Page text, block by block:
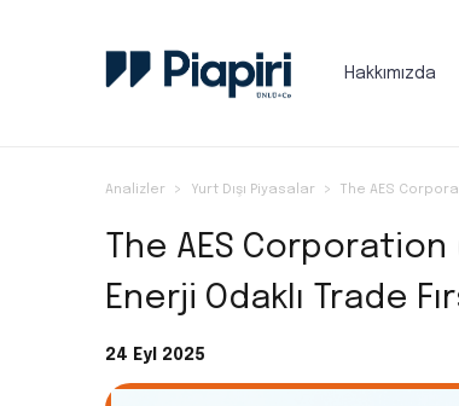
Hakkımızda
Analizler Yurt Dışı Piyasalar The AES
The AES
Enerji Odaklı Trade
24 Eyl 2025